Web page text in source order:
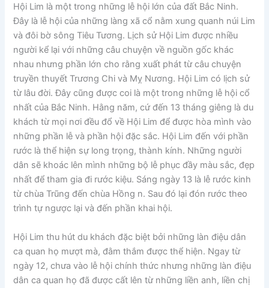
Hội Lim là một trong những lễ hội lớn của đất Bắc Ninh.
Đây là lễ hội của những làng xã cổ nằm xung quanh núi Lim
và đôi bờ sông Tiêu Tương. Lịch sử Hội Lim được nhiều
người kể lại với những câu chuyện về nguồn gốc khác
nhau nhưng phần lớn cho rằng xuất phát từ câu chuyện
truyền thuyết Trương Chi và Mỵ Nương. Hội Lim có lịch sử
từ lâu đời. Đây cũng được coi là một trong những lễ hội cổ
nhất của Bắc Ninh. Hằng năm, cứ đến 13 tháng giêng là du
khách từ mọi nơi đều đổ về Hội Lim để được hòa mình vào
những phần lễ và phần hội đặc sắc. Hội Lim đến với phần
rước là thể hiện sự long trọng, thành kính. Những người
dân sẽ khoác lên mình những bộ lễ phục đầy màu sắc, đẹp
nhất để tham gia đi rước kiệu. Sáng ngày 13 là lễ rước kinh
từ chùa Trũng đến chùa Hồng n. Sau đó lại đón rước theo
trình tự ngược lại và đến phần khai hội.
Hội Lim thu hút du khách đặc biệt bởi những làn điệu dân
ca quan họ mượt mà, đằm thắm được thể hiện. Ngay từ
ngày 12, chưa vào lễ hội chính thức nhưng những làn điệu
dân ca quan họ đã được cất lên từ những liền anh, liền chị